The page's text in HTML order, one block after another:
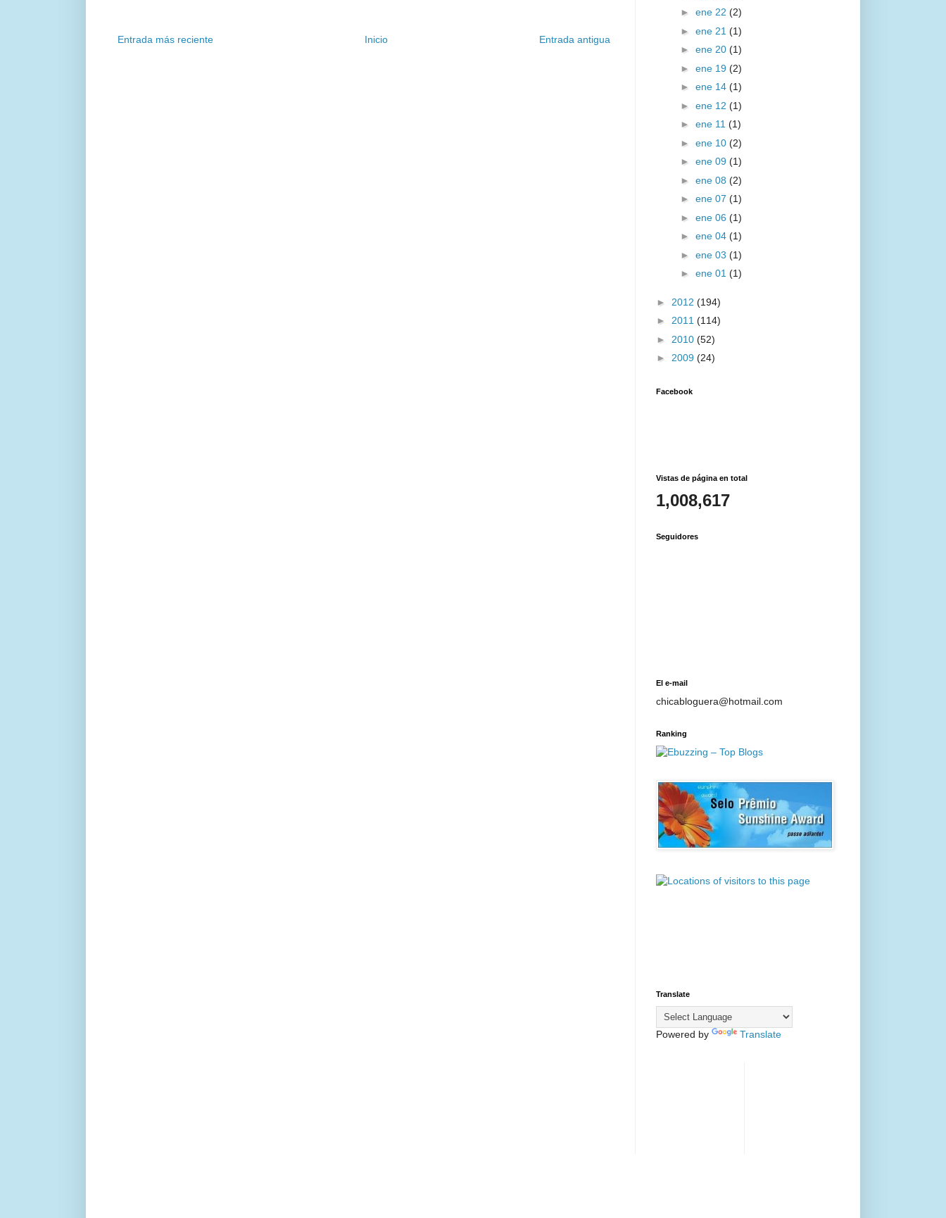
Entrada más reciente Entrada antigua
Inicio
► ene 22 (2)
► ene 21 (1)
► ene 20 (1)
► ene 19 (2)
► ene 14 (1)
► ene 12 (1)
► ene 11 (1)
► ene 10 (2)
► ene 09 (1)
► ene 08 (2)
► ene 07 (1)
► ene 06 (1)
► ene 04 (1)
► ene 03 (1)
► ene 01 (1)
► 2012 (194)
► 2011 (114)
► 2010 (52)
► 2009 (24)
Facebook
Vistas de página en total
1,008,617
Seguidores
El e-mail
chicabloguera@hotmail.com
Ranking
Translate
Powered by Translate